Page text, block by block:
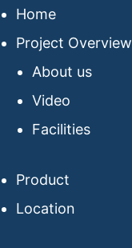
Home
Project Overview
About us
Video
Facilities
Product
Location